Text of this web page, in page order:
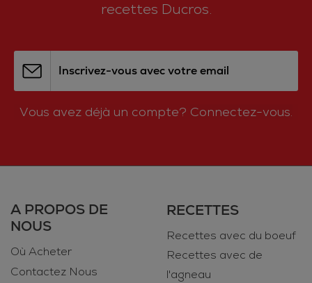
recettes Ducros.
Inscrivez-vous avec votre email
Vous avez déjà un compte? Connectez-vous.
A PROPOS DE
NOUS
Où Acheter
Contactez Nous
RECETTES
Recettes avec du boeuf
Recettes avec de
l'agneau